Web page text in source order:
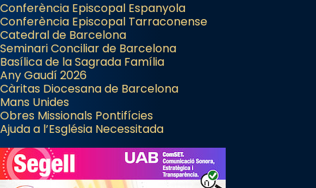
Conferència Episcopal Espanyola
Conferència Episcopal Tarraconense
Catedral de Barcelona
Seminari Conciliar de Barcelona
Basílica de la Sagrada Família
Any Gaudí 2026
Càritas Diocesana de Barcelona
Mans Unides
Obres Missionals Pontifícies
Ajuda a l’Església Necessitada